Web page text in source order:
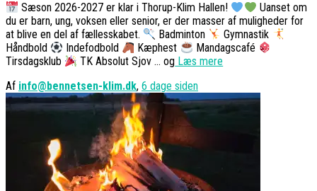
Sæson 2026-2027 er klar i Thorup-Klim Hallen!
Uanset om
du er barn, ung, voksen eller senior, er der masser af muligheder for
at blive en del af fællesskabet.
Badminton
Gymnastik
Håndbold
Indefodbold Kæphest
Mandagscafé
Tirsdagsklub
TK Absolut Sjov … og Læs mere
Af info@bennetsen-klim.dk, 6 dage siden